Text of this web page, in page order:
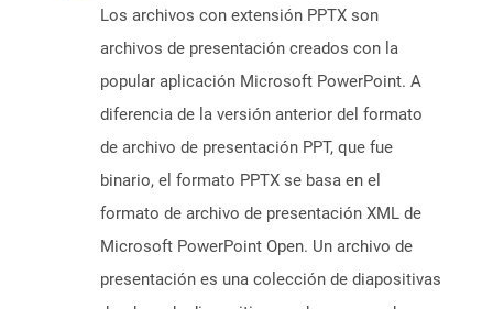
Los archivos con extensión PPTX son
archivos de presentación creados con la
popular aplicación Microsoft PowerPoint. A
diferencia de la versión anterior del formato
de archivo de presentación PPT, que fue
binario, el formato PPTX se basa en el
formato de archivo de presentación XML de
Microsoft PowerPoint Open. Un archivo de
presentación es una colección de diapositivas